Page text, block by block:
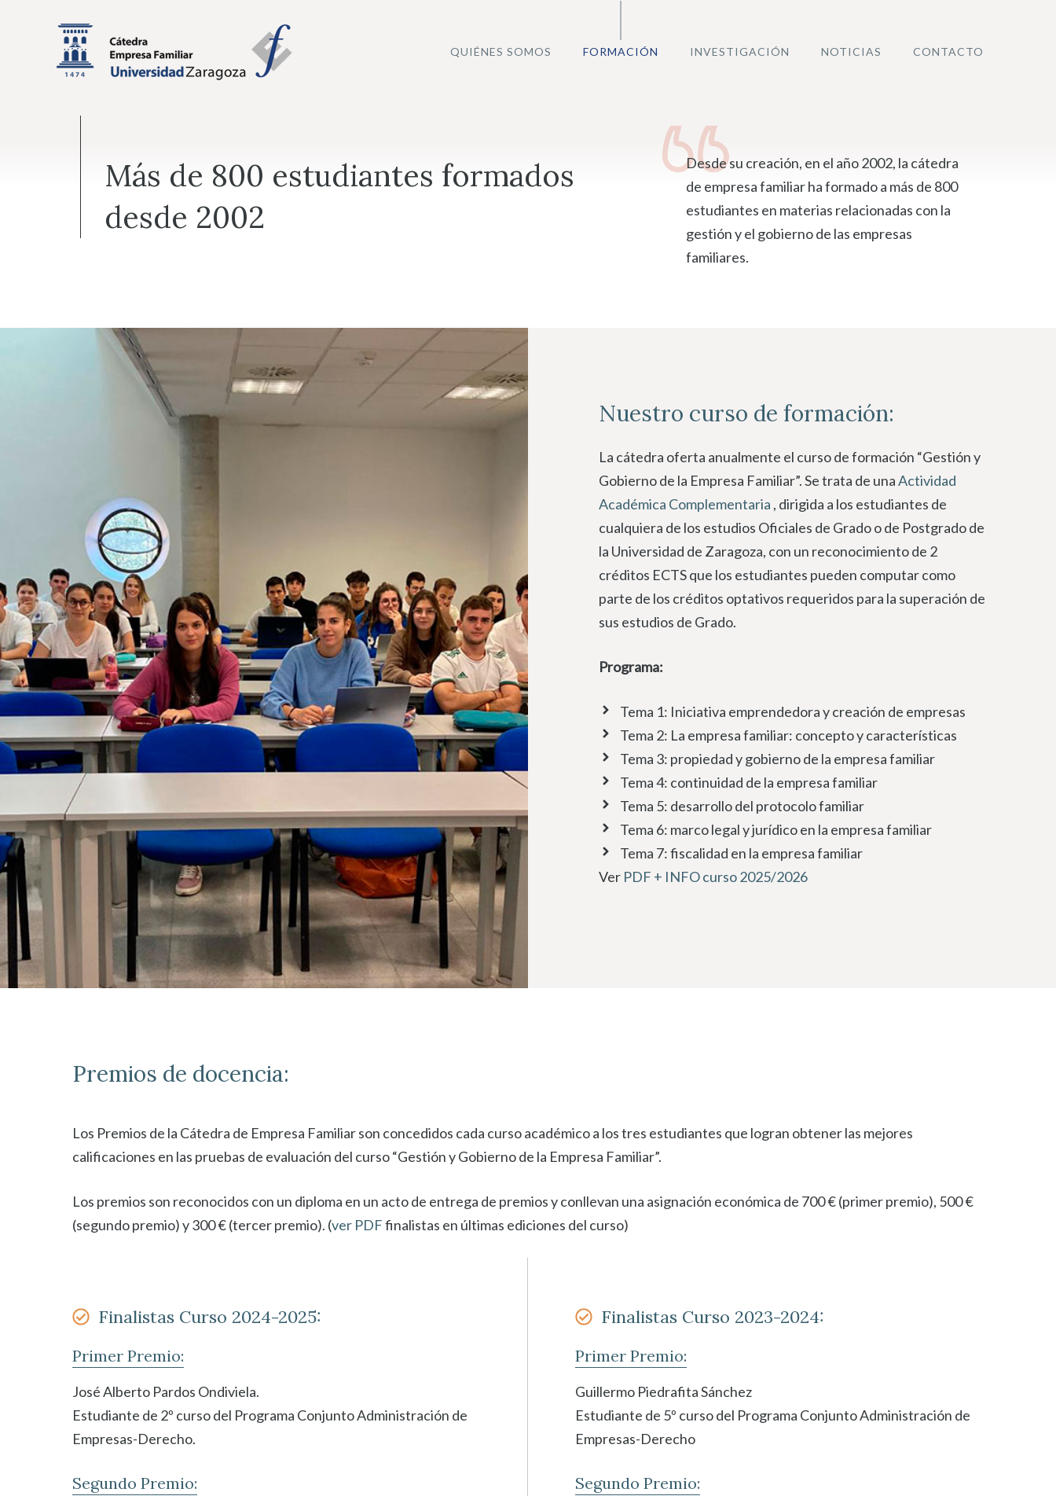
contenido
QUIÉNES SOMOS FORMACIÓN INVESTIGACIÓN NOTICIAS CONTACTO
Más de 800 estudiantes formados
desde 2002
Desde su creación, en el año 2002, la cátedra
de empresa familiar ha formado a más de 800
estudiantes en materias relacionadas con la
gestión y el gobierno de las empresas
familiares.
Nuestro curso de formación:
La cátedra oferta anualmente el curso de formación “Gestión y
Gobierno de la Empresa Familiar”. Se trata de unaActividad
Académica Complementaria , dirigida a los estudiantes de
cualquiera de los estudios Oficiales de Grado o de Postgrado de
la Universidad de Zaragoza, con un reconocimiento de 2
créditos ECTS que los estudiantes pueden computar como
parte de los créditos optativos requeridos para la superación de
sus estudios de Grado.
Programa:
Tema 1: Iniciativa emprendedora y creación de empresas
Tema 2: La empresa familiar: concepto y características
Tema 3: propiedad y gobierno de la empresa familiar
Tema 4: continuidad de la empresa familiar
Tema 5: desarrollo del protocolo familiar
Tema 6: marco legal y jurídico en la empresa familiar
Tema 7: fiscalidad en la empresa familiar
Ver PDF + INFO curso 2025/2026
Premios de docencia:
Los Premios de la Cátedra de Empresa Familiar son concedidos cada curso académico a los tres estudiantes que logran obtener las mejores
calificaciones en las pruebas de evaluación del curso “Gestión y Gobierno de la Empresa Familiar”.
Los premios son reconocidos con un diploma en un acto de entrega de premios y conllevan una asignación económica de 700 € (primer premio), 500 €
(segundo premio) y 300 € (tercer premio). (ver PDFfinalistas en últimas ediciones del curso)
Finalistas Curso 2024-2025:
Primer Premio:
José Alberto Pardos Ondiviela.
Estudiante de 2º curso del Programa Conjunto Administración de
Empresas-Derecho.
Segundo Premio:
Finalistas Curso 2023-2024:
Primer Premio:
Guillermo Piedrafita Sánchez
Estudiante de 5º curso del Programa Conjunto Administración de
Empresas-Derecho
Segundo Premio: